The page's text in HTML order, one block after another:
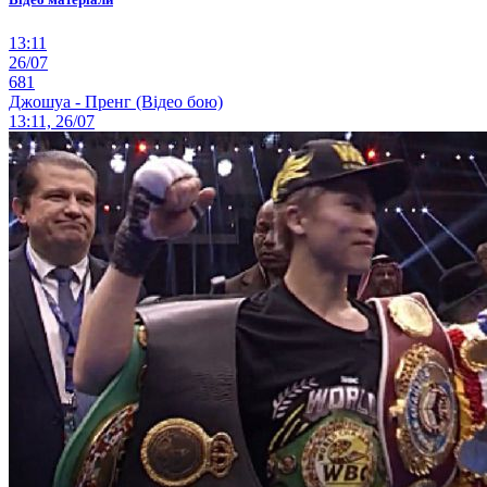
13:11
26/07
681
Джошуа - Пренг (Відео бою)
13:11, 26/07